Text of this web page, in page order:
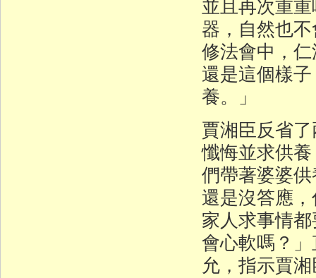
並且再次重
器，自然也
修法會中，
還是這個樣
養。」
賈湘臣反省
懺悔並求供
們帶著婆婆
還是沒答應
家人求事情
會心軟嗎？
允，指示賈